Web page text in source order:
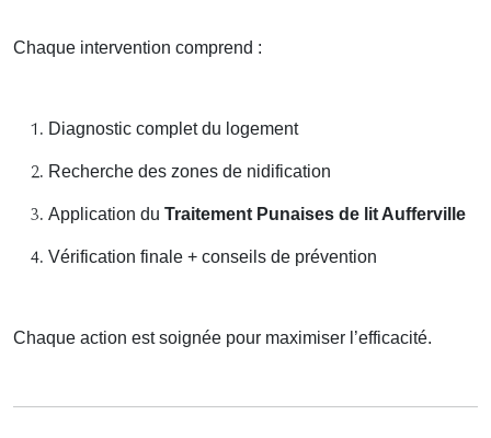
Chaque intervention comprend :
Diagnostic complet du logement
Recherche des zones de nidification
Application du Traitement Punaises de lit Aufferville
Vérification finale + conseils de prévention
Chaque action est soignée pour maximiser l’efficacité.